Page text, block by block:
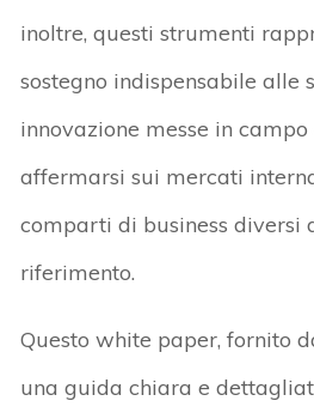
inoltre, questi strumenti
sostegno indispensabile alle
innovazione messe in
affermarsi sui mercati
comparti di business diversi
riferimento.
Questo white paper, fornito
una guida chiara e